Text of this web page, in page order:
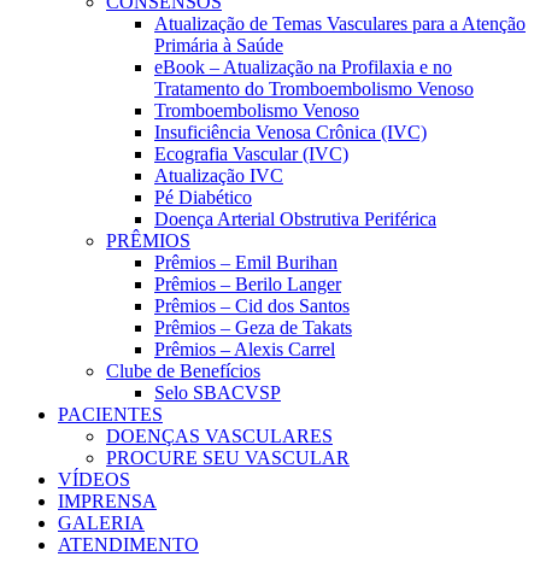
Atualização de Temas Vasculares para a Atenção
Primária à Saúde
eBook – Atualização na Profilaxia e no
Tratamento do Tromboembolismo Venoso
Tromboembolismo Venoso
Insuficiência Venosa Crônica (IVC)
Ecografia Vascular (IVC)
Atualização IVC
Pé Diabético
Doença Arterial Obstrutiva Periférica
PRÊMIOS
Prêmios – Emil Burihan
Prêmios – Berilo Langer
Prêmios – Cid dos Santos
Prêmios – Geza de Takats
Prêmios – Alexis Carrel
Clube de Benefícios
Selo SBACVSP
PACIENTES
DOENÇAS VASCULARES
PROCURE SEU VASCULAR
VÍDEOS
IMPRENSA
GALERIA
ATENDIMENTO